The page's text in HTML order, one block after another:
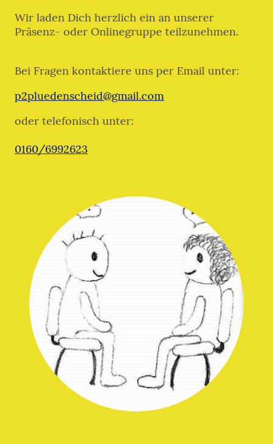
Wir laden Dich herzlich ein an unserer
Präsenz- oder Onlinegruppe teilzunehmen.
Bei Fragen kontaktiere uns per Email unter:
p2pluedenscheid@gmail.com
oder telefonisch unter:
0160/6992623